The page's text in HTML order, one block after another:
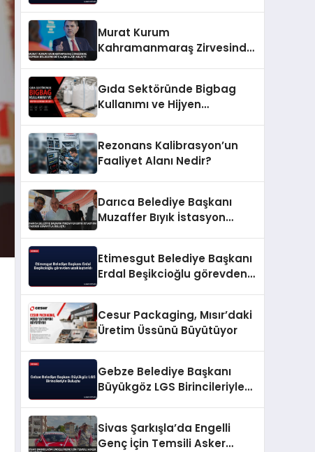
Murat Kurum
Kahramanmaraş Zirvesinde
Gıda Sektöründe Bigbag
Kullanımı ve Hijyen
Rezonans Kalibrasyon’un
Faaliyet Alanı Nedir?
Darıca Belediye Başkanı
Muzaffer Bıyık İstasyon
Etimesgut Belediye Başkanı
Erdal Beşikcioğlu görevden
Cesur Packaging, Mısır’daki
Üretim Üssünü Büyütüyor
Gebze Belediye Başkanı
Büyükgöz LGS Birincileriyle
Sivas Şarkışla’da Engelli
Genç İçin Temsili Asker